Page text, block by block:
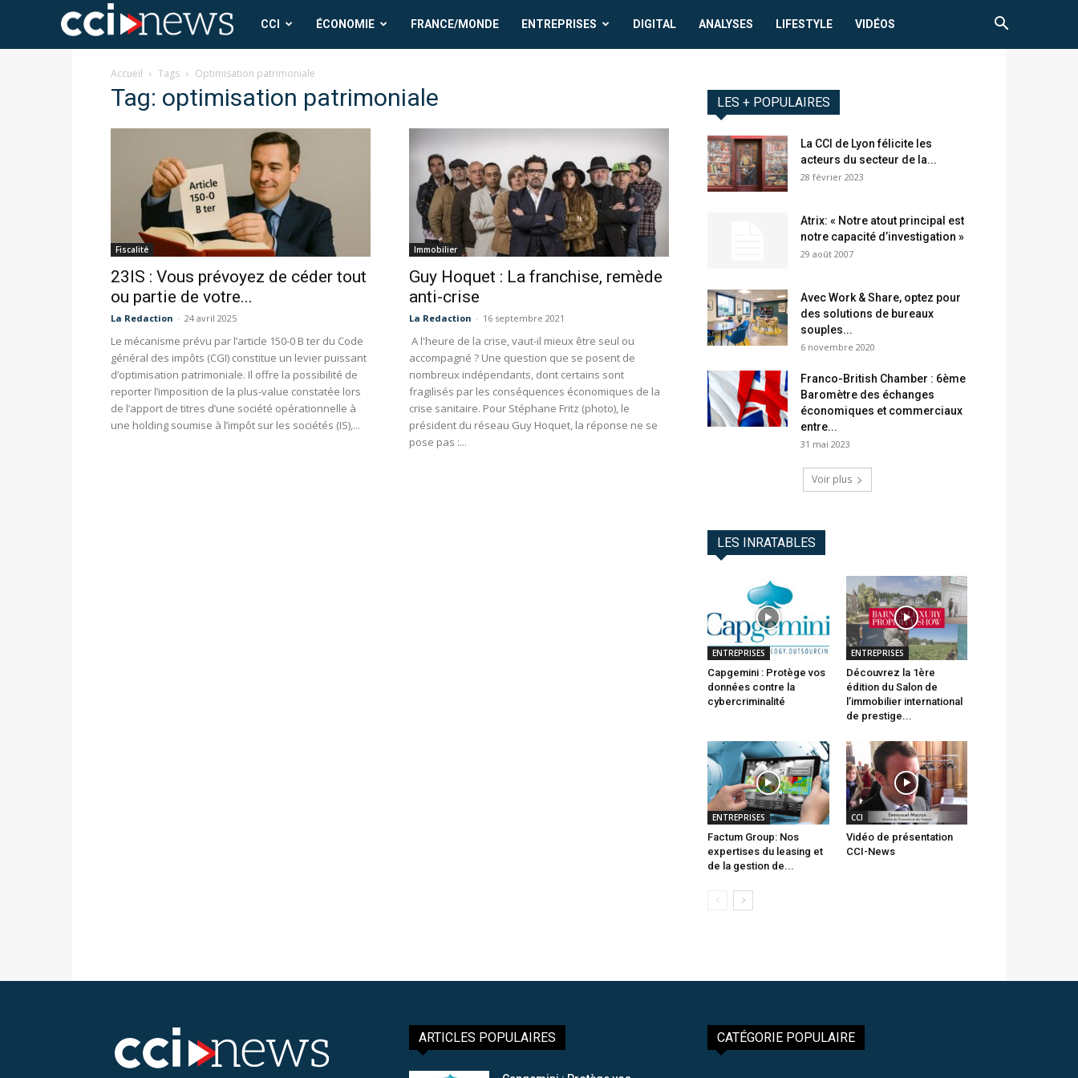
CCI
News
CCI ÉCONOMIE FRANCE/MONDE ENTREPRISES DIGITAL ANALYSES LIFESTYLE VIDÉOS
Accueil Tags Optimisation patrimoniale
Tag: optimisation patrimoniale
Fiscalité
23IS : Vous prévoyez de céder tout
ou partie de votre...
La Redaction - 24 avril 2025
Le mécanisme prévu par l’article 150-0 B ter du Code
général des impôts (CGI) constitue un levier puissant
d’optimisation patrimoniale. Il offre la possibilité de
reporter l’imposition de la plus-value constatée lors
de l’apport de titres d’une société opérationnelle à
une holding soumise à l’impôt sur les sociétés (IS),...
Immobilier
Guy Hoquet : La franchise, remède
anti-crise
La Redaction - 16 septembre 2021
A l'heure de la crise, vaut-il mieux être seul ou
accompagné ? Une question que se posent de
nombreux indépendants, dont certains sont
fragilisés par les conséquences économiques de la
crise sanitaire. Pour Stéphane Fritz (photo), le
président du réseau Guy Hoquet, la réponse ne se
pose pas :...
LES + POPULAIRES
La CCI de Lyon félicite les
acteurs du secteur de la...
28 février 2023
Atrix: « Notre atout principal est
notre capacité d’investigation »
29 août 2007
Avec Work & Share, optez pour
des solutions de bureaux
souples...
6 novembre 2020
Franco-British Chamber : 6ème
Baromètre des échanges
économiques et commerciaux
entre...
31 mai 2023
Voir plus
LES INRATABLES
ENTREPRISES
Capgemini : Protège vos
données contre la
cybercriminalité
ENTREPRISES
Découvrez la 1ère
édition du Salon de
l’immobilier international
de prestige...
ENTREPRISES
Factum Group: Nos
expertises du leasing et
de la gestion de...
CCI
Vidéo de présentation
CCI-News
ARTICLES POPULAIRES CATÉGORIE POPULAIRE